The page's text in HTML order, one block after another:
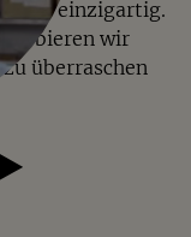
D´or einzigartig.
wir
überraschen